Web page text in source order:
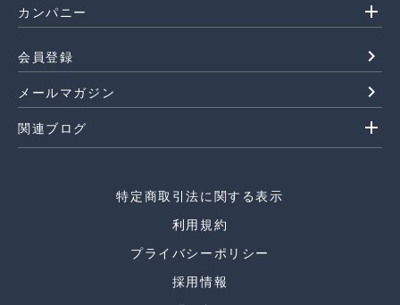
カンパニー add
会員登録 navigate_next
メールマガジン navigate_next
関連ブログ add
特定商取引法に関する表示
利用規約
プライバシーポリシー
採用情報